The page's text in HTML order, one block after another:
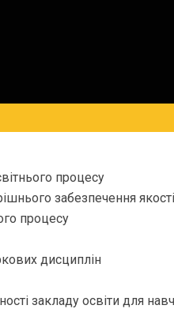
процесу
забезпечення
процесу
дисциплін
закладу освіти для